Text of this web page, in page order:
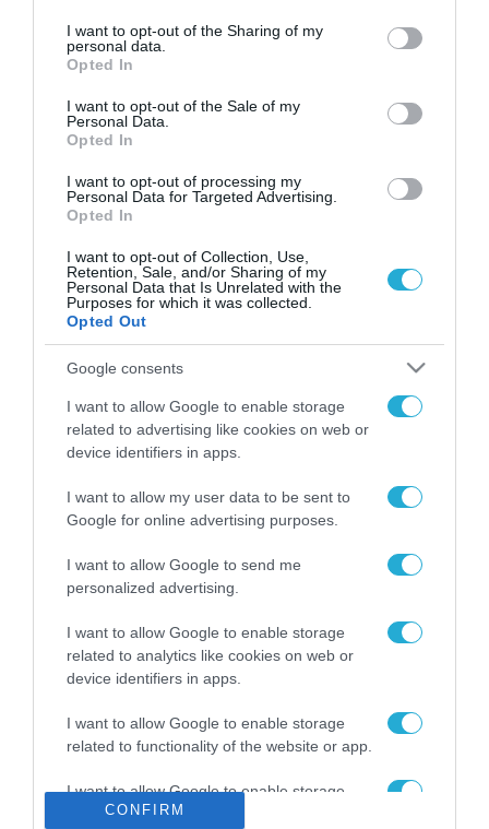
not limited to your visit or usage behaviour. You may click to
grant or deny consent to Google and its third-party tags to
use your data for below specified purposes in below Google
consent section.
I want to opt-out of the Sharing of my
personal data.
Opted In
I want to opt-out of the Sale of my
Personal Data.
Opted In
I want to opt-out of processing my
Personal Data for Targeted Advertising.
Opted In
I want to opt-out of Collection, Use,
Retention, Sale, and/or Sharing of my
Personal Data that Is Unrelated with the
Purposes for which it was collected.
Opted Out
Google consents
I want to allow Google to enable storage
related to advertising like cookies on web or
device identifiers in apps.
I want to allow my user data to be sent to
Google for online advertising purposes.
I want to allow Google to send me
personalized advertising.
I want to allow Google to enable storage
related to analytics like cookies on web or
device identifiers in apps.
I want to allow Google to enable storage
related to functionality of the website or app.
I want to allow Google to enable storage
related to personalization.
CONFIRM
ΡΟΗ ΕΙΔΗΣΕΩΝ
Το χρηματοδοτούμενο
από την ΕΕ έργο “The
Gaming Police”
ενισχύει την ασφάλεια
των παιδιών στο
31.07.2026
ΑΑΔΕ: Διευκρινίσεις
για τα πρόστιμα σε
παραβάσεις που
31.07.2026
Τεχνητή Νοημοσύνη
δεν είναι απλώς μια
νέα τεχνολογία, είναι
επανάσταση»
31.07.2026
Νέος οδηγός του ΕΚΤ
για τη χρηματοδότηση
των ελληνικών
επιχειρήσεων στον
χώρο της άμυνας